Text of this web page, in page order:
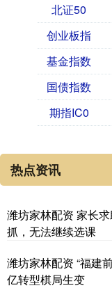
北证50
创业板指
基金指数
国债指数
期指IC0
热点资讯
潍坊家林配资 家长
抓，无法继续选课
潍坊家林配资 “福建
亿转型棋局生变